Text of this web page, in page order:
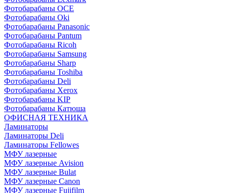
Фотобарабаны OCE
Фотобарабаны Oki
Фотобарабаны Panasonic
Фотобарабаны Pantum
Фотобарабаны Ricoh
Фотобарабаны Samsung
Фотобарабаны Sharp
Фотобарабаны Toshiba
Фотобарабаны Deli
Фотобарабаны Xerox
Фотобарабаны KIP
Фотобарабаны Катюша
ОФИСНАЯ ТЕХНИКА
Ламинаторы
Ламинаторы Deli
Ламинаторы Fellowes
МФУ лазерные
МФУ лазерные Avision
МФУ лазерные Bulat
МФУ лазерные Canon
МФУ лазерные Fujifilm